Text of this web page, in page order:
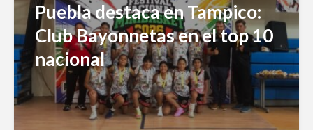
Puebla destaca en Tampico:
Club Bayonnetas en el top 10
nacional